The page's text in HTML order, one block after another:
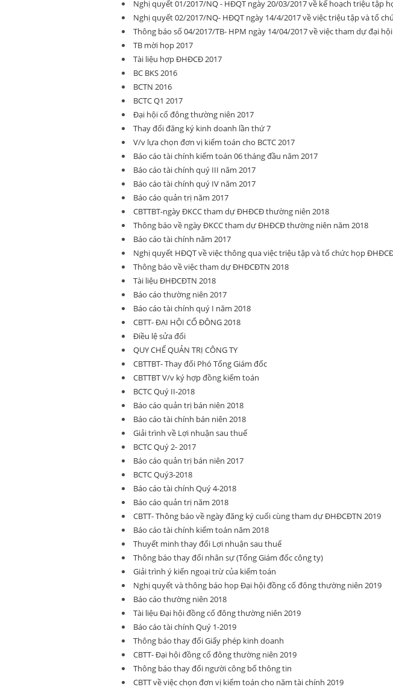
Nghị quyết 01/2017/NQ - HĐQT ngày 20/03/2017 về kế hoạch triệu tập
Nghị quyết 02/2017/NQ- HĐQT ngày 14/4/2017 về việc triệu tập và tổ
Thông báo số 04/2017/TB- HPM ngày 14/04/2017 về việc tham dự đại
TB mời họp 2017
Tài liệu hợp ĐHĐCĐ 2017
BC BKS 2016
BCTN 2016
BCTC Q1 2017
Đại hội cổ đông thường niên 2017
Thay đổi đăng ký kinh doanh lần thứ 7
V/v lựa chọn đơn vị kiểm toán cho BCTC 2017
Báo cáo tài chính kiểm toán 06 tháng đầu năm 2017
Báo cáo tài chính quý III năm 2017
Báo cáo tài chính quý IV năm 2017
Báo cáo quản trị năm 2017
CBTTBT-ngày ĐKCC tham dự ĐHĐCĐ thường niên 2018
Thông báo về ngày ĐKCC tham dự ĐHĐCĐ thường niên năm 2018
Báo cáo tài chính năm 2017
Nghị quyết HĐQT về việc thông qua việc triệu tập và tổ chức họp
Thông báo về việc tham dự ĐHĐCĐTN 2018
Tài liệu ĐHĐCĐTN 2018
Báo cáo thường niên 2017
Báo cáo tài chính quý I năm 2018
CBTT- ĐẠI HỘI CỔ ĐÔNG 2018
Điều lệ sửa đổi
QUY CHẾ QUẢN TRỊ CÔNG TY
CBTTBT- Thay đổi Phó Tổng Giám đốc
CBTTBT V/v ký hợp đồng kiểm toán
BCTC Quý II-2018
Báo cáo quản trị bán niên 2018
Báo cáo tài chính bán niên 2018
Giải trình về Lợi nhuận sau thuế
BCTC Quý 2- 2017
Báo cáo quản trị bán niên 2017
BCTC Quý3-2018
Báo cáo tài chính Quý 4-2018
Báo cáo quản trị năm 2018
CBTT- Thông báo về ngày đăng ký cuối cùng tham dự ĐHĐCĐTN 2019
Báo cáo tài chính kiểm toán năm 2018
Thuyết minh thay đổi Lợi nhuận sau thuế
Thông báo thay đổi nhân sự (Tổng Giám đốc công ty)
Giải trình ý kiến ngoại trừ của kiểm toán
Nghị quyết và thông báo họp Đại hội đồng cổ đông thường niên 2019
Báo cáo thường niên 2018
Tài liệu Đại hội đồng cổ đông thường niên 2019
Báo cáo tài chính Quý 1-2019
Thông báo thay đổi Giấy phép kinh doanh
CBTT- Đại hội đồng cổ đông thường niên 2019
Thông báo thay đổi người công bố thông tin
CBTT về việc chọn đơn vị kiểm toán cho năm tài chính 2019